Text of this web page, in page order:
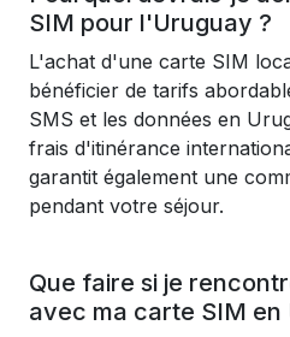
SIM pour l'Uruguay ?
L'achat d'une carte SIM
bénéficier de tarifs
SMS et les données en
frais d'itinérance
garantit également une
pendant votre séjour.
Que faire si je
avec ma carte SIM en